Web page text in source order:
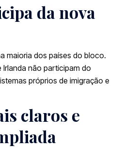
da nova
maioria dos países do bloco.
Irlanda não participam do
próprios de imigração e
claros e